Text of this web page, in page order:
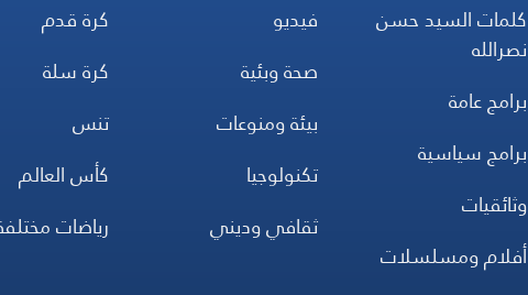
كلمات السيد حسن
نصرالله
برامج عامة
برامج سياسية
وثائقيات
أفلام ومسلسلات
فيديو
صحة وبئية
بيئة ومنوعات
تكنولوجيا
ثقافي وديني
كرة قدم
كرة سلة
تنس
كأس العالم
رياضات